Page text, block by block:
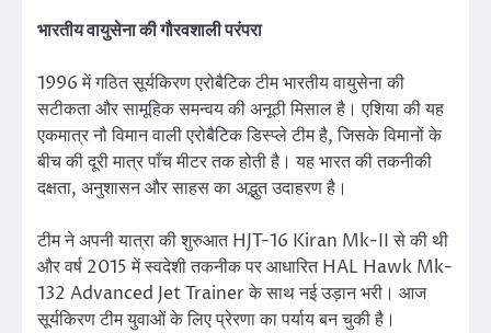
भारतीय वायुसेना की गौरवशाली परंपरा
1996 में गठित सूर्यकिरण एरोबैटिक टीम भारतीय वायुसेना की
सटीकता और सामूहिक समन्वय की अनूठी मिसाल है। एशिया की यह
एकमात्र नौ विमान वाली एरोबैटिक डिस्प्ले टीम है, जिसके विमानों के
बीच की दूरी मात्र पाँच मीटर तक होती है। यह भारत की तकनीकी
दक्षता, अनुशासन और साहस का अद्भुत उदाहरण है।
टीम ने अपनी यात्रा की शुरुआत HJT-16 Kiran Mk-II से की थी
और वर्ष 2015 में स्वदेशी तकनीक पर आधारित HAL Hawk Mk-
132 Advanced Jet Trainer के साथ नई उड़ान भरी। आज
सूर्यकिरण टीम युवाओं के लिए प्रेरणा का पर्याय बन चुकी है।